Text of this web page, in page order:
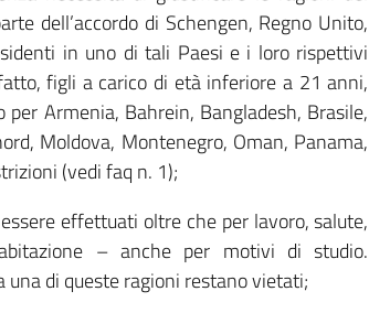
dell’accordo di Schengen, Regno Unito,
in uno di tali Paesi e i loro rispettivi
figli a carico di età inferiore a 21 anni,
Armenia, Bahrein, Bangladesh, Brasile,
Moldova, Montenegro, Oman, Panama,
(vedi faq n. 1);
effettuati oltre che per lavoro, salute,
– anche per motivi di studio.
di queste ragioni restano vietati;